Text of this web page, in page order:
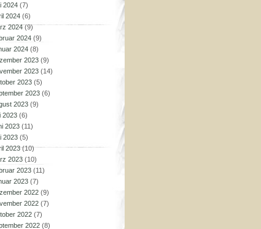
2024 (7)
2024 (6)
2024(9)
2024 (9)
2024 (8)
2023 (9)
2023 (14)
2023 (5)
2023 (6)
2023 (9)
2023 (6)
2023 (11)
2023 (5)
2023(10)
2023 (10)
2023 (11)
2023 (7)
2022 (9)
2022 (7)
2022 (7)
2022 (8)